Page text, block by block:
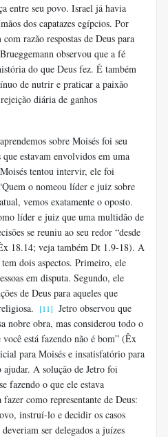
entre seu povo. Israel já havia
dos capatazes egípcios. Por
razão respostas de Deus para
observou que a fé
do que Deus fez. É também
de nutrir e praticar a paixão
diária de ganhos
sobre Moisés foi seu
estavam envolvidos em uma
tentou intervir, ele foi
o nomeou líder e juiz sobre
vemos exatamente o oposto.
líder e juiz que uma multidão de
se reuniu ao seu redor “desde
18.14; veja também Dt 1.9-18). A
dois aspectos. Primeiro, ele
em disputa. Segundo, ele
de Deus para aqueles que
[11] Jetro observou que
nobre obra, mas considerou todo o
está fazendo não é bom” (Êx
para Moisés e insatisfatório para
ajudar. A solução de Jetro foi
fazendo o que ele estava
como representante de Deus:
instruí-lo e decidir os casos
ser delegados a juízes